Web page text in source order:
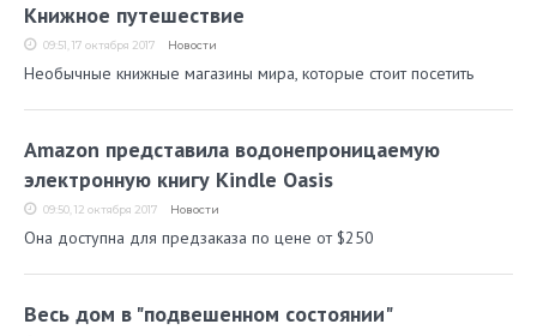
Книжное путешествие
09:51, 17 октября 2017 Новости
Необычные книжные магазины мира, которые стоит посетить
Amazon представила водонепроницаемую
электронную книгу Kindle Oasis
09:50, 12 октября 2017 Новости
Она доступна для предзаказа по цене от $250
Весь дом в "подвешенном состоянии"